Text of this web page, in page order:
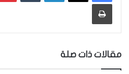
طباعة
مقالات ذات صلة